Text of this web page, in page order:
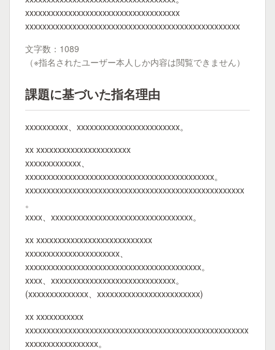
xxxxxxxxxxxxxxxxxxxxxxxxxxxxxxxxxxxx
xxxxxxxxxxxxxxxxxxxxxxxxxxxxxxxxxxxxxxxxxxxxxxxxxx
文字数：1089
（※指名されたユーザー本人しか内容は閲覧できません）
課題に基づいた指名理由
xxxxxxxxxx、xxxxxxxxxxxxxxxxxxxxxxxx。
xx xxxxxxxxxxxxxxxxxxxxxx
xxxxxxxxxxxxx、
xxxxxxxxxxxxxxxxxxxxxxxxxxxxxxxxxxxxxxxxxxxx。
xxxxxxxxxxxxxxxxxxxxxxxxxxxxxxxxxxxxxxxxxxxxxxxxxxx
。
xxxx、xxxxxxxxxxxxxxxxxxxxxxxxxxxxxxxxx。
xx xxxxxxxxxxxxxxxxxxxxxxxxxxx
xxxxxxxxxxxxxxxxxxxxxx、
xxxxxxxxxxxxxxxxxxxxxxxxxxxxxxxxxxxxxxxxx。
xxxx、xxxxxxxxxxxxxxxxxxxxxxxxxxxxx。
(xxxxxxxxxxxxxx、xxxxxxxxxxxxxxxxxxxxxxxx)
xx xxxxxxxxxxx
xxxxxxxxxxxxxxxxxxxxxxxxxxxxxxxxxxxxxxxxxxxxxxxxxxxx
xxxxxxxxxxxxxxxxx。